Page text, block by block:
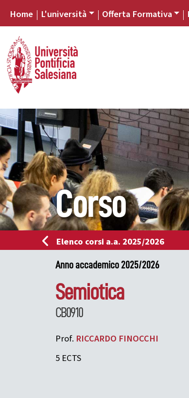
Home L'università Offerta Formativa
Corso
Elenco corsi a.a. 2025/2026
Anno accademico 2025/2026
Semiotica
CB0910
Prof. RICCARDO FINOCCHI
5 ECTS